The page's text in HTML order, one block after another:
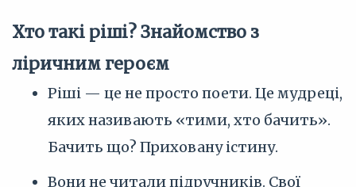
Хто такі ріші? Знайомство з
ліричним героєм
Ріші — це не просто поети. Це мудреці,
яких називають «тими, хто бачить».
Бачить що? Приховану істину.
Вони не читали підручників. Свої